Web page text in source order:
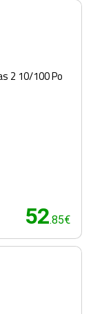
2 10/100 Po
52.85€